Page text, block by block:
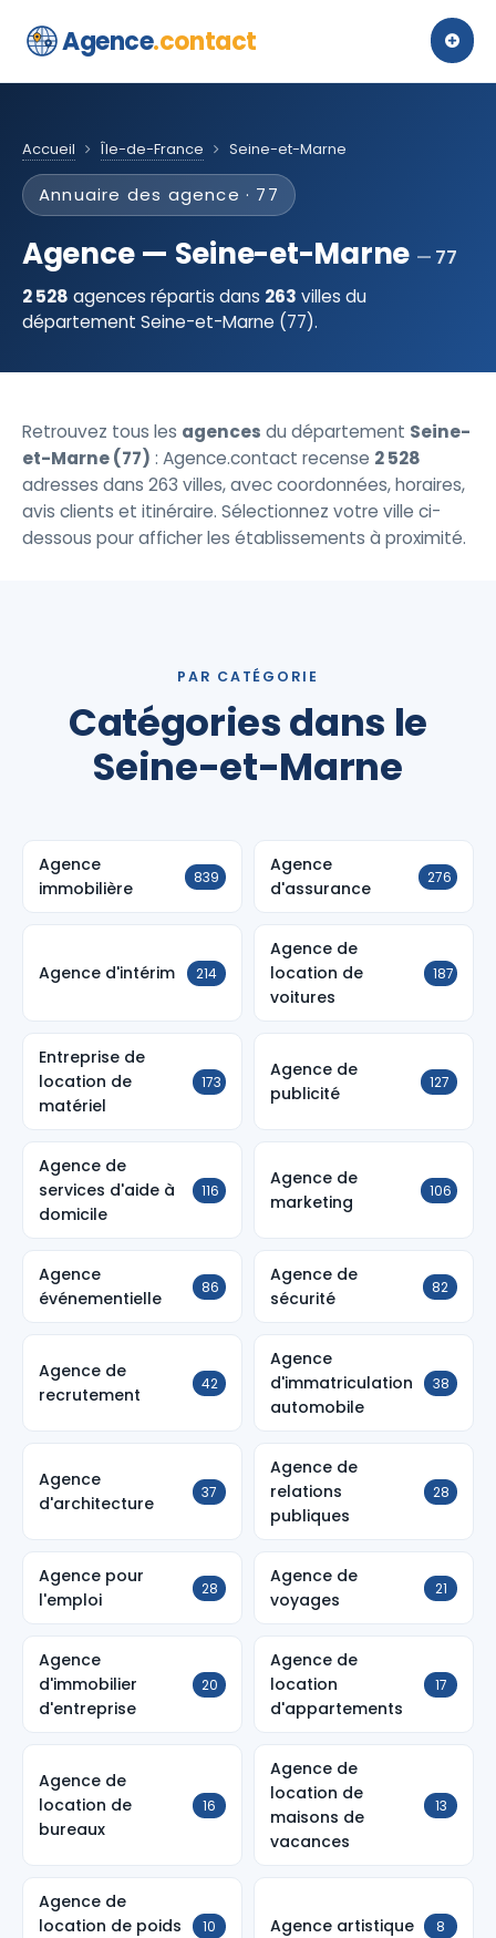
Agence.contact
Accueil Île-de-France Seine-et-Marne
Annuaire des agence · 77
Agence — Seine-et-Marne
77
2 528 agences répartis dans 263 villes du
département Seine-et-Marne (77).
Retrouvez tous les agences du département Seine-
et-Marne (77) : Agence.contact recense 2 528
adresses dans 263 villes, avec coordonnées, horaires,
avis clients et itinéraire. Sélectionnez votre ville ci-
dessous pour afficher les établissements à proximité.
PAR CATÉGORIE
Catégories dans le
Seine-et-Marne
Agence
immobilière
839
Agence
d'assurance
276
Agence d'intérim 214
Agence de
location de
voitures
187
Entreprise de
location de
matériel
173
Agence de
publicité
127
Agence de
services d'aide à
domicile
116
Agence de
marketing
106
Agence
événementielle
86
Agence de
sécurité
82
Agence de
recrutement
42
Agence
d'immatriculation
automobile
38
Agence
d'architecture
37
Agence de
relations
publiques
28
Agence pour
l'emploi
28
Agence de
voyages
21
Agence
d'immobilier
d'entreprise
20
Agence de
location
d'appartements
17
Agence de
location de
bureaux
16
Agence de
location de
maisons de
vacances
13
Agence de
location de poids
10 Agence artistique 8